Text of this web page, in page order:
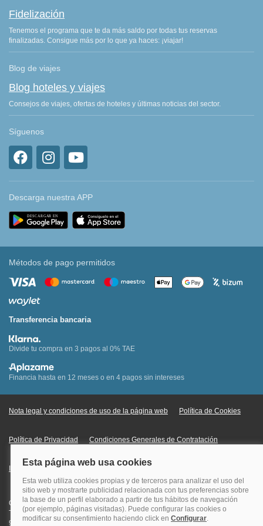
Fidelización
Tenemos el programa que te da más saldo por todas tus reservas
finalizadas. Consigue más por lo que ya haces: ¡viajar!
Blog de viajes
Blog hoteles y viajes
Consejos de viajes, ofertas de hoteles y últimas noticias del sector.
Síguenos
Descarga nuestra APP
Métodos de pago permitidos
Transferencia bancaria
Divide tu compra en 3 pagos al 0% TAE
Financia hasta en 12 meses o en 4 pagos sin intereses
Nota legal y condiciones de uso de la página web Política de Cookies
Política de Privacidad Condiciones Generales de Contratación
Información Legal sobre Mercados en Línea
Quehoteles.com - Especialistas en hoteles © Copyright Veturis Travel S.A.
Todos los derechos reservados. Autorización nº I-AV0000879.4 Tel: +34
915759999